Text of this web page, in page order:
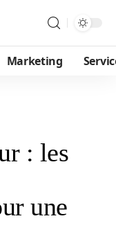
Marketing
: les
une